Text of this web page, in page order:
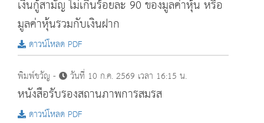
เงินกู้สามัญ ไม่เกินร้อยละ 90 ของมูลค่าหุ้น หรือ
มูลค่าหุ้นรวมกับเงินฝาก
ดาวน์โหลด PDF
พิมพ์ขวัญ -
วันที่ 10 ก.ค. 2569 เวลา 16:15 น.
หนังสือรับรองสถานภาพการสมรส
ดาวน์โหลด PDF